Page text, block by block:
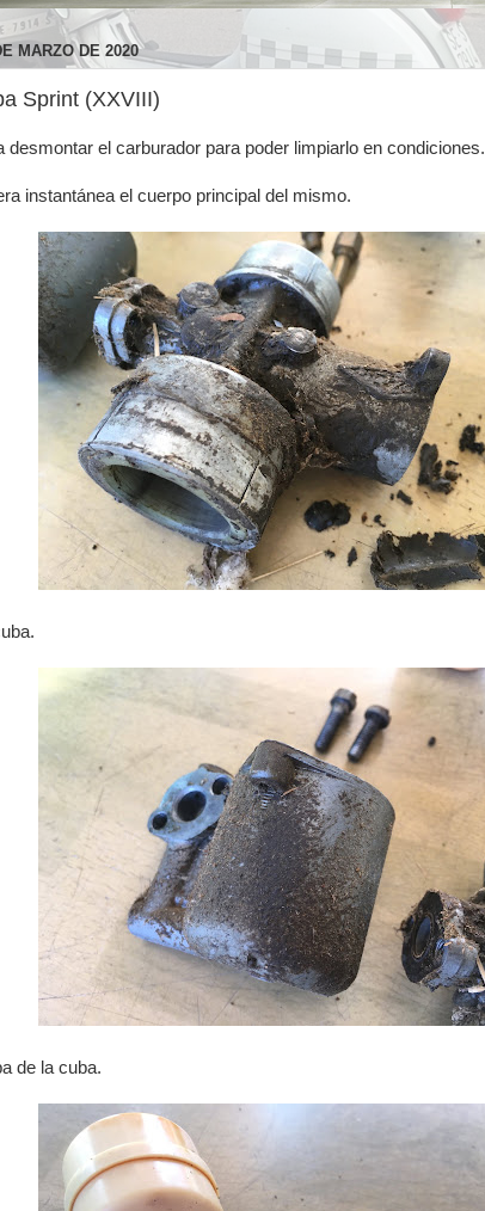
MARZO DE 2020
Sprint (XXVIII)
desmontar el carburador para poder limpiarlo en condiciones.
instantánea el cuerpo principal del mismo.
de la cuba.